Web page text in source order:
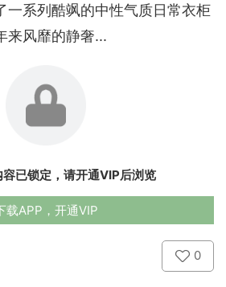
一系列酷飒的中性气质日常衣柜
来风靡的静奢...
已锁定，请开通VIP后浏览
载APP，开通VIP
0